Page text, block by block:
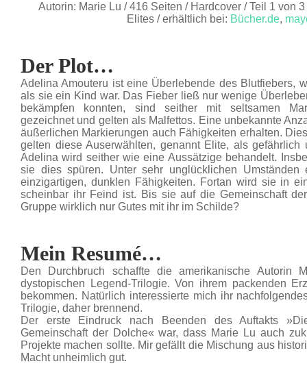
Autorin: Marie Lu / 416 Seiten / Hardcover / Teil 1 von
Elites / erhältlich bei: Bücher.de,
Der Plot…
Adelina Amouteru ist eine Überlebende des Blutfiebers,
als sie ein Kind war. Das Fieber ließ nur wenige
bekämpfen konnten, sind seither mit seltsamen
gezeichnet und gelten als Malfettos. Eine unbekannte
äußerlichen Markierungen auch Fähigkeiten erhalten.
gelten diese Auserwählten, genannt Elite, als gefährlich
Adelina wird seither wie eine Aussätzige behandelt.
sie dies spüren. Unter sehr unglücklichen Umständen
einzigartigen, dunklen Fähigkeiten. Fortan wird sie in
scheinbar ihr Feind ist. Bis sie auf die Gemeinschaft
Gruppe wirklich nur Gutes mit ihr im Schilde?
Mein Resumé…
Den Durchbruch schaffte die amerikanische Autorin
dystopischen Legend-Trilogie. Von ihrem packenden
bekommen. Natürlich interessierte mich ihr
Trilogie, daher brennend.
Der erste Eindruck nach Beenden des Auftakts
Gemeinschaft der Dolche« war, dass Marie Lu auch
Projekte machen sollte. Mir gefällt die Mischung aus
Macht unheimlich gut.